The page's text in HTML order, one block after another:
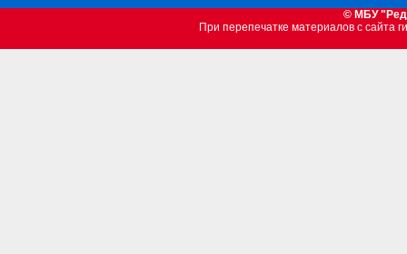
© МБУ
При перепечатке материалов c сайта